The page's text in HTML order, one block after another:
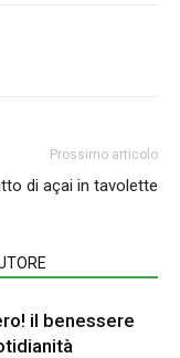
Prossimo articolo
di açai in tavolette
il benessere